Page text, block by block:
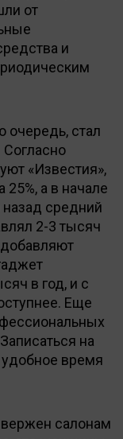
от
и
очередь, стал
Согласно
«Известия»,
а в начале
назад средний
2-3 тысяч
в год, и с
Еще
на
время
салонам